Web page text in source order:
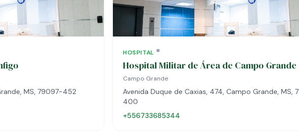
MS, 79097-452
HOSPITAL
Hospital Militar de Área de Campo Grande
Campo Grande
Avenida Duque de Caxias, 474, Campo Grande, MS,
400
+556733685344